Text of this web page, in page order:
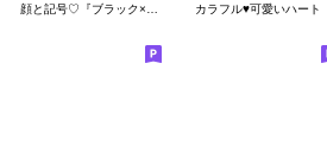
カラフル♥️可愛いハート